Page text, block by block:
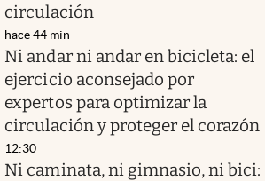
circulación
hace 44 min
Ni andar ni andar en bicicleta: el
ejercicio aconsejado por
expertos para optimizar la
circulación y proteger el corazón
12:30
Ni caminata, ni gimnasio, ni bici: